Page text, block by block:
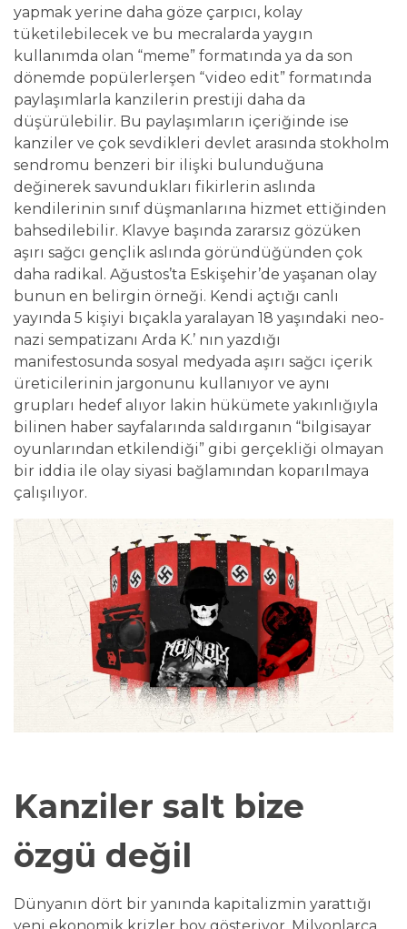
yapmak yerine daha göze çarpıcı, kolay
tüketilebilecek ve bu mecralarda yaygın
kullanımda olan “meme” formatında ya da son
dönemde popülerlerşen “video edit” formatında
paylaşımlarla kanzilerin prestiji daha da
düşürülebilir. Bu paylaşımların içeriğinde ise
kanziler ve çok sevdikleri devlet arasında stokholm
sendromu benzeri bir ilişki bulunduğuna
değinerek savundukları fikirlerin aslında
kendilerinin sınıf düşmanlarına hizmet ettiğinden
bahsedilebilir. Klavye başında zararsız gözüken
aşırı sağcı gençlik aslında göründüğünden çok
daha radikal. Ağustos’ta Eskişehir’de yaşanan olay
bunun en belirgin örneği. Kendi açtığı canlı
yayında 5 kişiyi bıçakla yaralayan 18 yaşındaki neo-
nazi sempatizanı Arda K.’ nın yazdığı
manifestosunda sosyal medyada aşırı sağcı içerik
üreticilerinin jargonunu kullanıyor ve aynı
grupları hedef alıyor lakin hükümete yakınlığıyla
bilinen haber sayfalarında saldırganın “bilgisayar
oyunlarından etkilendiği” gibi gerçekliği olmayan
bir iddia ile olay siyasi bağlamından koparılmaya
çalışılıyor.
Kanziler salt bize
özgü değil
Dünyanın dört bir yanında kapitalizmin yarattığı